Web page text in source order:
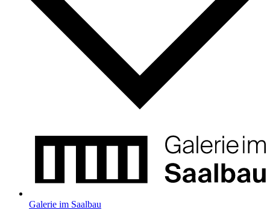
Galerie im Saalbau